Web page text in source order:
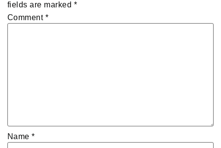
fields are marked *
Comment *
Name*